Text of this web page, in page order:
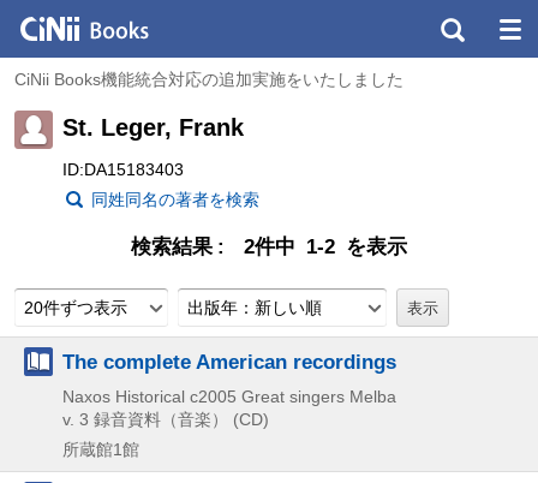
CiNii Books機能統合対応の追加実施をいたしました
St. Leger, Frank
ID:DA15183403
同姓同名の著者を検索
検索結果 2件中 1-2 を表示
20件ずつ表示 出版年：新しい順
The complete American recordings
Naxos Historical c2005 Great singers Melba
v. 3 録音資料（音楽） (CD)
所蔵館1館